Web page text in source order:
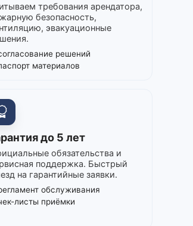
требования арендатора,
безопасность,
эвакуационные
решений
материалов
до 5 лет
обязательства и
поддержка. Быстрый
на гарантийные заявки.
обслуживания
листы приёмки